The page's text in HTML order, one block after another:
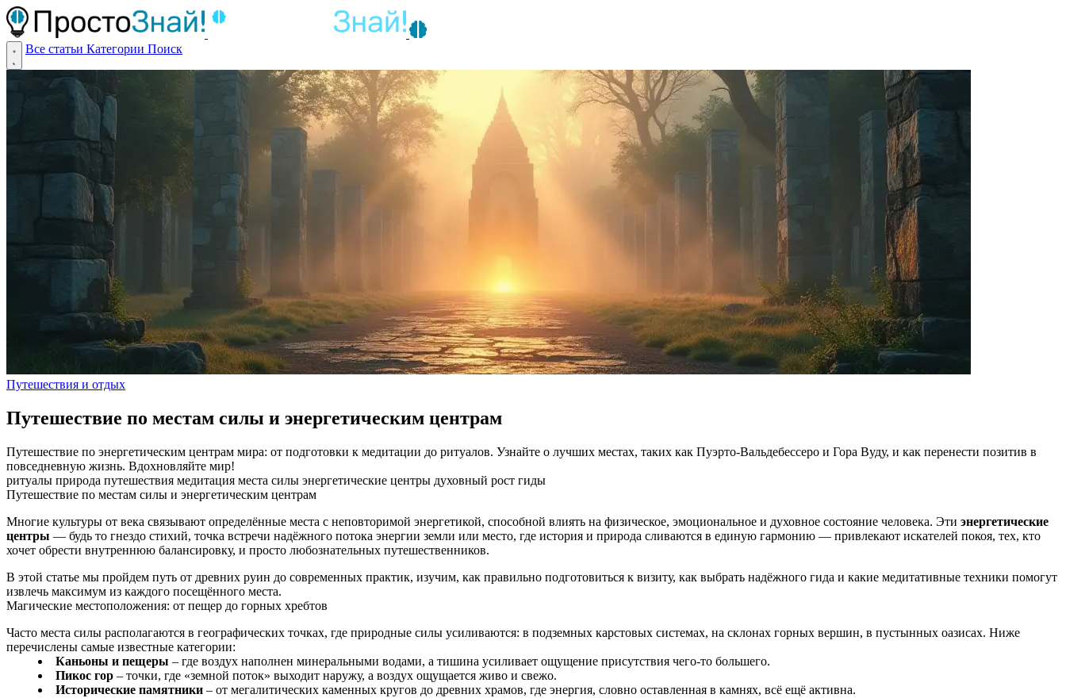
Все статьи Категории Поиск
Путешествия и отдых
Путешествие по местам силы и энергетическим центрам
Путешествие по энергетическим центрам мира: от подготовки к медитации до ритуалов. Узнайте о лучших местах, таких как Пуэрто-Вальдебессеро и Гора Вуду, и как перенести позитив в
повседневную жизнь. Вдохновляйте мир!
ритуалы природа путешествия медитация места силы энергетические центры духовный рост гиды
Путешествие по местам силы и энергетическим центрам
Многие культуры от века связывают определённые места с неповторимой энергетикой, способной влиять на физическое, эмоциональное и духовное состояние человека. Эти энергетические
центры — будь то гнездо стихий, точка встречи надёжного потока энергии земли или место, где история и природа сливаются в единую гармонию — привлекают искателей покоя, тех, кто
хочет обрести внутреннюю балансировку, и просто любознательных путешественников.
В этой статье мы пройдем путь от древних руин до современных практик, изучим, как правильно подготовиться к визиту, как выбрать надёжного гида и какие медитативные техники помогут
извлечь максимум из каждого посещённого места.
Магические местоположения: от пещер до горных хребтов
Часто места силы располагаются в географических точках, где природные силы усиливаются: в подземных карстовых системах, на склонах горных вершин, в пустынных оазисах. Ниже
перечислены самые известные категории:
Каньоны и пещеры – где воздух наполнен минеральными водами, а тишина усиливает ощущение присутствия чего‑то большего.
Пикос гор – точки, где «земной поток» выходит наружу, а воздух ощущается живо и свежо.
Исторические памятники – от мегалитических каменных кругов до древних храмов, где энергия, словно оставленная в камнях, всё ещё активна.